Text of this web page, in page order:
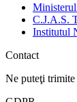
C.J.A.S.
Institutul
Contact
Ne puteţi trimite